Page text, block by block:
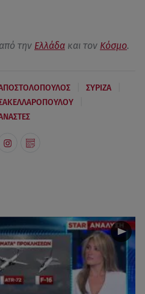
από την Ελλάδα και τον Κόσμο.
ΣΥΡΙΖΑ